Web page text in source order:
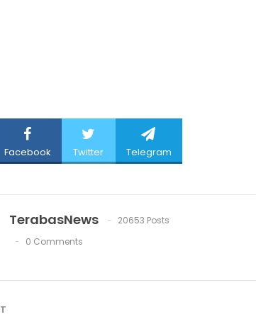
Facebook Twitter Telegram
TerabasNews
20653 Posts
0 Comments